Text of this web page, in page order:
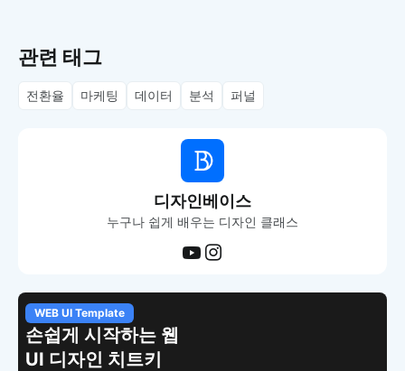
관련 태그
전환율 마케팅 데이터 분석 퍼널
디자인베이스
누구나 쉽게 배우는 디자인 클래스
WEB UI Template
손쉽게 시작하는 웹
UI 디자인 치트키